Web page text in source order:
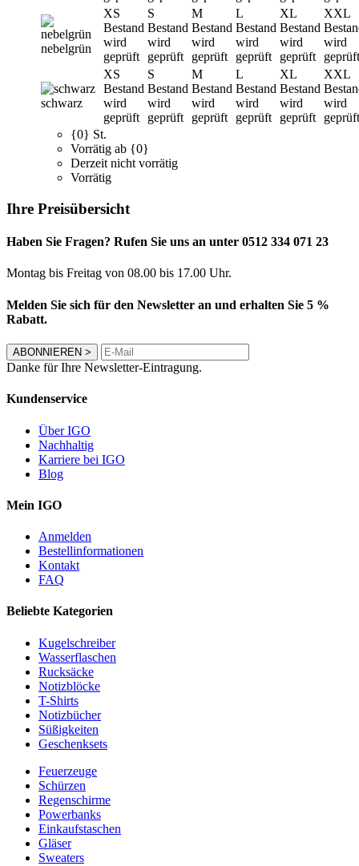
nebelgrün
XS
Bestand
wird
geprüft
S
Bestand
wird
geprüft
M
Bestand
wird
geprüft
L
Bestand
wird
geprüft
XL
Bestand
wird
geprüft
XXL
wird
geprüft
schwarz
XS
Bestand
wird
geprüft
S
Bestand
wird
geprüft
M
Bestand
wird
geprüft
L
Bestand
wird
geprüft
XL
Bestand
wird
geprüft
XXL
wird
geprüft
{0} St.
Vorrätig ab {0}
Derzeit nicht vorrätig
Vorrätig
Ihre Preisübersicht
Haben Sie Fragen? Rufen Sie uns an unter 0512 334 071 23
Montag bis Freitag von 08.00 bis 17.00 Uhr.
Melden Sie sich für den Newsletter an und erhalten Sie 5 %
Rabatt.
ABONNIEREN >
Danke für Ihre Newsletter-Eintragung.
Kundenservice
Über IGO
Nachhaltig
Karriere bei IGO
Blog
Mein IGO
Anmelden
Bestellinformationen
Kontakt
FAQ
Beliebte Kategorien
Kugelschreiber
Wasserflaschen
Rucksäcke
Notizblöcke
T-Shirts
Notizbücher
Süßigkeiten
Geschenksets
Feuerzeuge
Schürzen
Regenschirme
Powerbanks
Einkaufstaschen
Gläser
Sweaters